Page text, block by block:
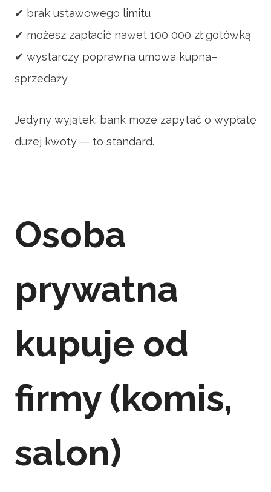
✔ brak ustawowego limitu
✔ możesz zapłacić nawet 100 000 zł gotówką
✔ wystarczy poprawna umowa kupna–
sprzedaży
Jedyny wyjątek: bank może zapytać o wypłatę
dużej kwoty — to standard.
Osoba
prywatna
kupuje od
firmy (komis,
salon)